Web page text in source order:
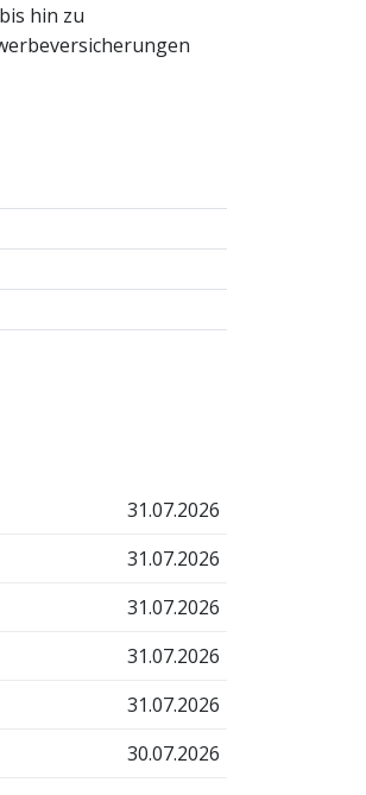
hin zu
31.07.2026
31.07.2026
31.07.2026
31.07.2026
31.07.2026
30.07.2026